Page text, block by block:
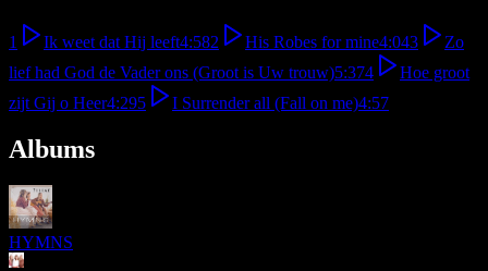
1 Ik weet dat Hij leeft4:582 His Robes for mine4:043
Zo
lief had God de Vader ons (Groot is Uw trouw)5:374
Hoe groot
zijt Gij o Heer4:295 I Surrender all (Fall on me)4:57
Albums
HYMNS